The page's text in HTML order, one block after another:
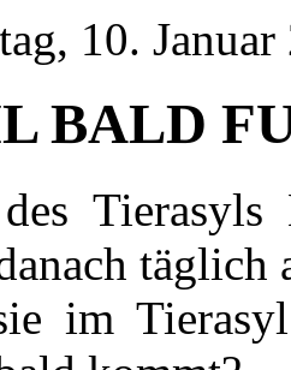
10.
BALD
Tierasyls
im